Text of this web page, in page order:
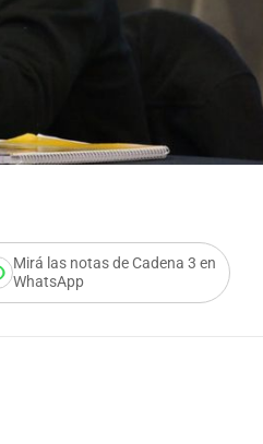
Mirá las notas de Cadena 3 en
WhatsApp
Cadena 3 El huracán